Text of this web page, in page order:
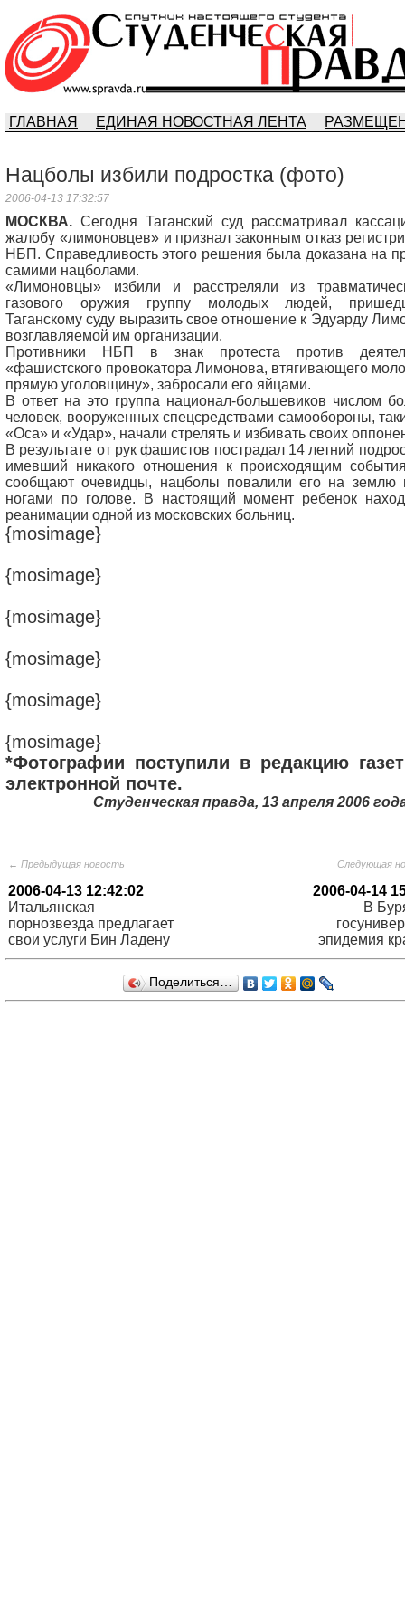
ГЛАВНАЯ ЕДИНАЯ НОВОСТНАЯ ЛЕНТА
Нацболы избили подростка (фото)
2006-04-13 17:32:57
МОСКВА. Сегодня Таганский суд рассматривал
жалобу «лимоновцев» и признал законным отказ
НБП. Справедливость этого решения была доказана на
самими нацболами.
«Лимоновцы» избили и расстреляли из
газового оружия группу молодых людей,
Таганскому суду выразить свое отношение к Эдуарду
возглавляемой им организации.
Противники НБП в знак протеста против
«фашистского провокатора Лимонова, втягивающего
прямую уголовщину», забросали его яйцами.
В ответ на это группа национал-большевиков числом
человек, вооруженных спецсредствами самообороны,
«Оса» и «Удар», начали стрелять и избивать своих
В результате от рук фашистов пострадал 14 летний
имевший никакого отношения к происходящим
сообщают очевидцы, нацболы повалили его на землю
ногами по голове. В настоящий момент ребенок
реанимации одной из московских больниц.
{mosimage}
{mosimage}
{mosimage}
{mosimage}
{mosimage}
{mosimage}
*Фотографии поступили в редакцию
электронной почте.
Студенческая правда, 13 апреля 2006
← Предыдущая новость
2006-04-13 12:42:02
Итальянская
порнозвезда предлагает
свои услуги Бин Ладену
Следующая
2006-04-14
В
эпидемия
Поделиться…